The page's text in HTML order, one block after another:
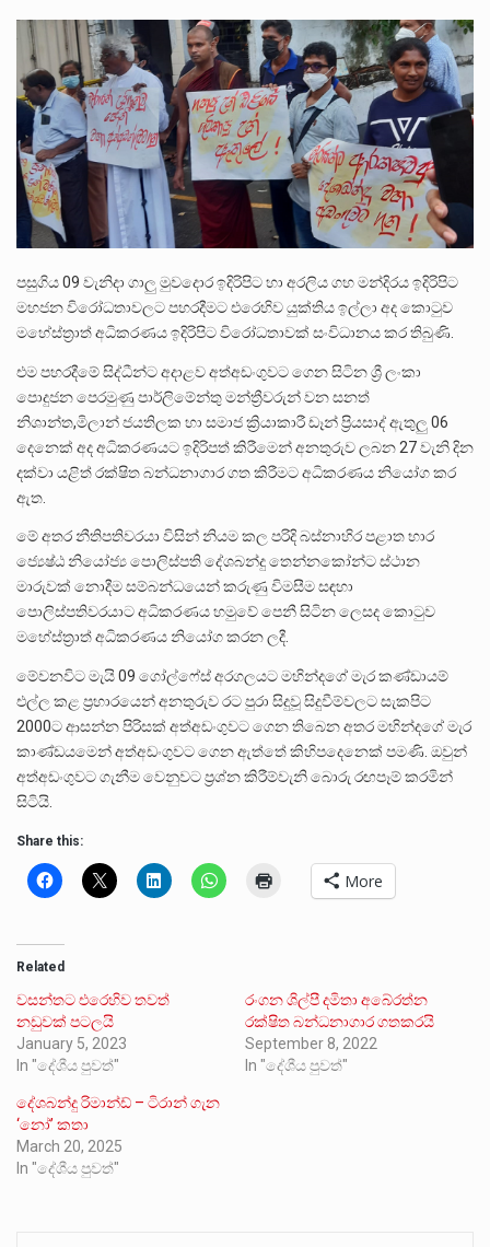
දිවයින පුරා පිහිටි බන්ධනාගාරවල පවතින දැඩි තදබදය හේතුවෙන් බන්ධනාගාර පද්ධතිය තුළ දැඩි අවදානම් තත්ත්වයක් නිර්මාණය…
නව පරිසර පනත යටතේ ශබ්ද දූෂණය සම්බන්ධයෙන් කටයුතු කිරීමට නව රෙගුලාසි ගෙන ඒමට මධ්‍යම පරිසර…
පසුගිය 09 වැනිදා ගාලු මුවදොර ඉදිරිපිට හා අරලිය ගහ මන්දිරය ඉදිරිපිට
මහජන විරෝධතාවලට පහරදීමට එරෙහිව යුක්තිය ඉල්ලා අද කොටුව
මහේස්ත්‍රාත් අධිකරණය ඉදිරිපිට විරෝධතාවක් සංවිධානය කර තිබුණි.
එම පහරදීමේ සිද්ධීන්ට අදාළව අත්අඩංගුවට ගෙන සිටින ශ්‍රී ලංකා
පොදුජන පෙරමුණු පාර්ලිමේන්තු මන්ත්‍රීවරුන් වන සනත්
නිශාන්ත,මිලාන් ජයතිලක හා සමාජ ක්‍රියාකාරී ඩෑන් ප්‍රියසාද් ඇතුලු 06
දෙනෙක් අද අධිකරණයට ඉදිරිපත් කිරීමෙන් අනතුරුව ලබන 27 වැනි දින
දක්වා යළිත් රක්ෂිත බන්ධනාගාර ගත කිරීමට අධිකරණය නියෝග කර
ඇත.
මේ අතර නීතිපතිවරයා විසින් නියම කල පරිදි බස්නාහිර පළාත භාර
ජ්‍යෙෂ්ඨ නියෝජ්‍ය පොලිස්පති දේශබන්දු තෙන්නකෝන්ට ස්ථාන
මාරුවක් නොදීම සම්බන්ධයෙන් කරුණු විමසීම සඳහා
පොලිස්පතිවරයාට අධිකරණය හමුවේ පෙනී සිටින ලෙසද කොටුව
මහේස්ත්‍රාත් අධිකරණය නියෝග කරන ලදී.
මේවනවිට මැයි 09 ගෝල්ෆේස් අරගලයට මහින්දගේ මැර කණ්ඩායම්
එල්ල කළ ප්‍රහාරයෙන් අනතුරුව රට පුරා සිදුවූ සිදුවීම්වලට සැකපිට
2000ට ආසන්න පිරිසක් අත්අඩංගුවට ගෙන තිබෙන අතර මහින්දගේ මැර
කාණ්ඩයමෙන් අත්අඩංගුවට ගෙන ඇත්තේ කිහිපදෙනෙක් පමණි. ඔවුන්
අත්අඩංගුවට ගැනීම වෙනුවට ප්‍රශ්න කිරීම්වැනි බොරු රඟපෑම් කරමින්
සිටියි.
Share this:
More
Related
වසන්තට එරෙහිව තවත්
නඩුවක් පටලයි
January 5, 2023
In "දේශීය පුවත්"
රංගන ශිල්පී දමිතා අබේරත්න
රක්ෂිත බන්ධනාගාර ගතකරයි
September 8, 2022
In "දේශීය පුවත්"
දේශබන්දු රිමාන්ඩ් – ටිරාන් ගැන
‘නෝ’ කතා
March 20, 2025
In "දේශීය පුවත්"